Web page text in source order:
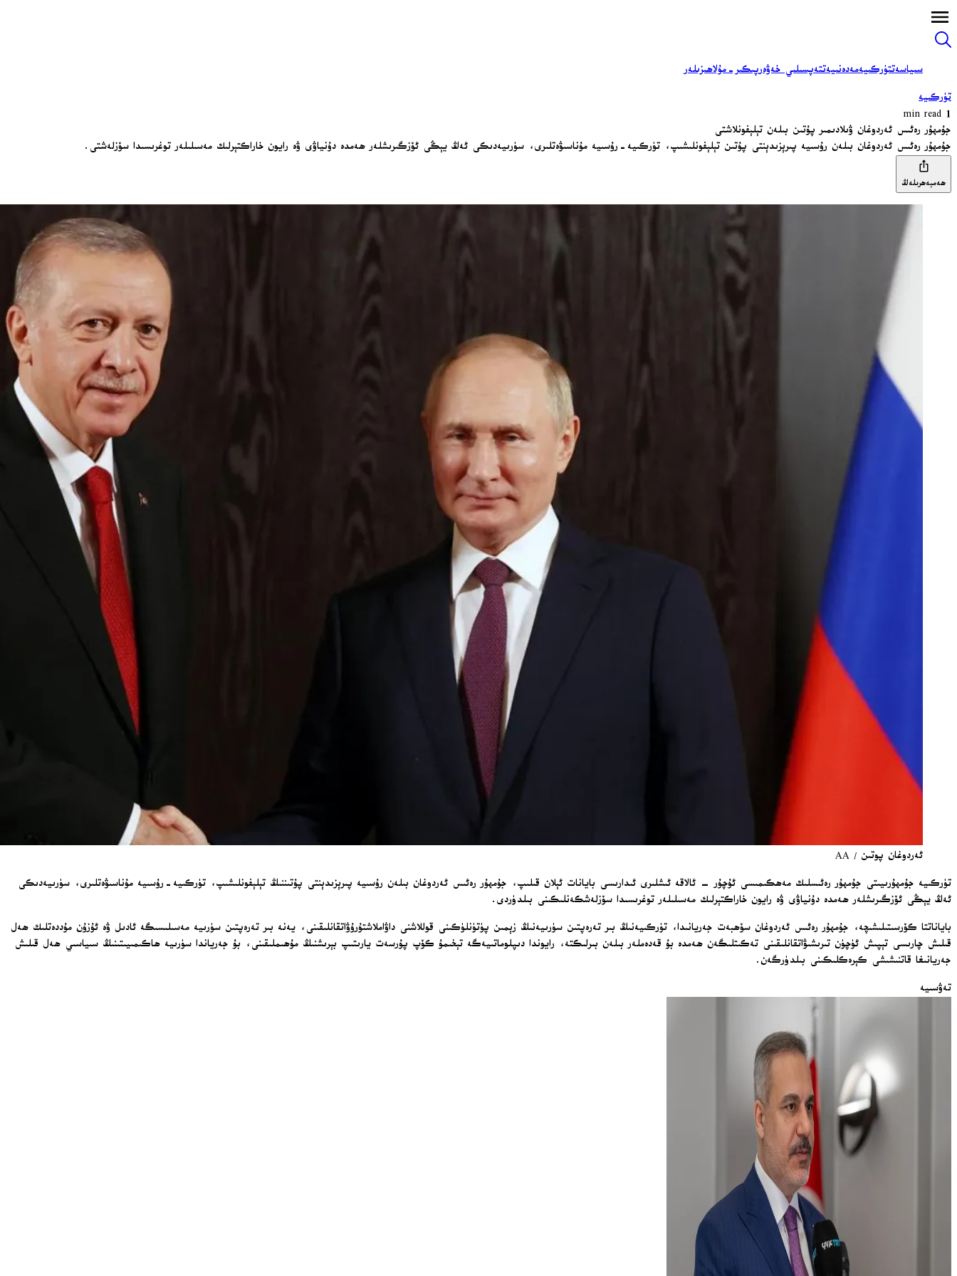
سىياسەتتۈركىيەمەدەنىيەتتەپسىلىي خەۋەرپىكىر-مۇلاھىزىلەر
تۈركىيە
1 min read
جۇمھۇر رەئىس ئەردوغان ۋىلادىمىر پۇتىن بىلەن تېلېفونلاشتى
جۇمھۇر رەئىس ئەردوغان بىلەن رۇسىيە پىرېزىدېنتى پۇتىن تېلېفونلىشىپ، تۈركىيە-رۇسىيە مۇناسىۋەتلىرى، سۈرىيەدىكى ئەڭ يېڭى ئۆزگىرىشلەر ھەمدە دۇنياۋى ۋە رايون خاراكتېرلىك مەسىلىلەر توغرىسىدا سۆزلەشتى.
ھەمبەھرىلەڭ
ئەردوغان پوتىن / AA
تۈركىيە جۇمھۇرىيىتى جۇمھۇر رەئىسلىك مەھكىمىسى ئۇچۇر – ئالاقە ئىشلىرى ئىدارىسى بايانات ئېلان قىلىپ، جۇمھۇر رەئىس ئەردوغان بىلەن رۇسىيە پىرېزىدېنتى پۇتىننىڭ تېلېفونلىشىپ، تۈركىيە-رۇسىيە مۇناسىۋەتلىرى، سۈرىيەدىكى
ئەڭ يېڭى ئۆزگىرىشلەر ھەمدە دۇنياۋى ۋە رايون خاراكتېرلىك مەسىلىلەر توغرىسىدا سۆزلەشكەنلىكىنى بىلدۈردى.
باياناتتا كۆرسىتىلىشىچە، جۇمھۇر رەئىس ئەردوغان سۆھبەت جەريانىدا، تۈركىيەنىڭ بىر تەرەپتىن سۈرىيەنىڭ زېمىن پۈتۈنلۈكىنى قوللاشنى داۋاملاشتۇرۇۋاتقانلىقىنى، يەنە بىر تەرەپتىن سۈرىيە مەسىلىسىگە ئادىل ۋە ئۇزۇن مۇددەتلىك ھەل
قىلىش چارىسى تېپىش ئۈچۈن تىرىشىۋاتقانلىقىنى تەكىتلىگەن ھەمدە بۇ قەدەملەر بىلەن بىرلىكتە، رايوندا دىپلوماتىيەگە تېخىمۇ كۆپ پۇرسەت يارىتىپ بېرىشنىڭ مۇھىملىقىنى، بۇ جەرياندا سۈرىيە ھاكىمىيىتىنىڭ سىياسىي ھەل قىلىش
جەريانىغا قاتنىشىشى كېرەكلىكىنى بىلدۈرگەن.
تەۋسىيە